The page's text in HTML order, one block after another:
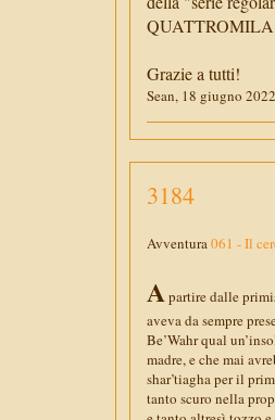
QUATTROMILA
Grazie a tutti!
Sean, 18 giugno 2022
3184
Avventura061 - Il
Apartire dalle
aveva da sempre
Be’Wahr qual
madre, e che mai
shar’tiagha per il
tanto scuro nella